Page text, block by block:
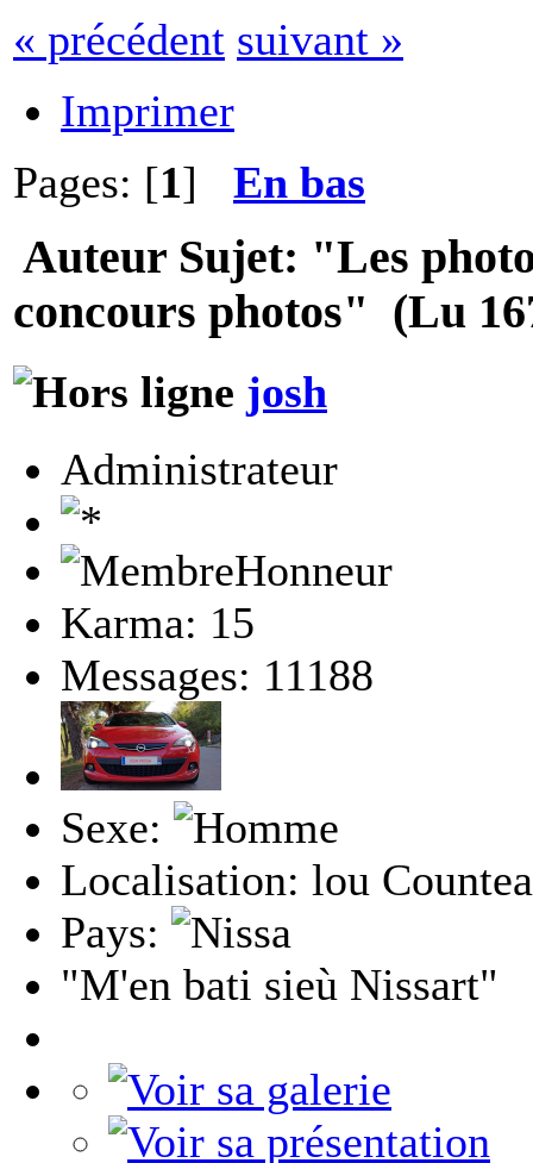
« précédent suivant »
Imprimer
Pages: [1] En bas
Auteur Sujet: "Les
concours photos" (Lu
josh
Administrateur
Karma: 15
Messages: 11188
Sexe:
Localisation: lou Countea
Pays:
"M'en bati sieù Nissart"